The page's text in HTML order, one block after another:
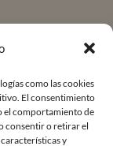
como las cookies
El consentimiento
el comportamiento de
consentir o retirar el
y